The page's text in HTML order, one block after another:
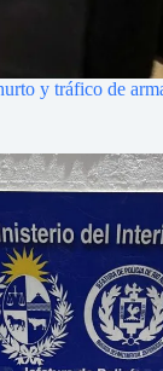
y tráfico de